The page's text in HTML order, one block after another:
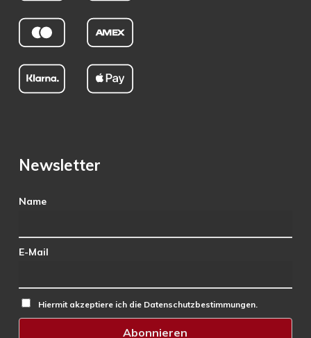
Newsletter
Name
E-Mail
Hiermit akzeptiere ich die Datenschutzbestimmungen.